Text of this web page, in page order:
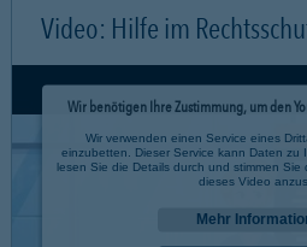
Video: Hilfe im
Wir benötigen Ihre Zustimmung, um den
Wir verwenden einen Service eines
einzubetten. Dieser Service kann Daten zu
lesen Sie die Details durch und stimmen
dieses Video
Mehr